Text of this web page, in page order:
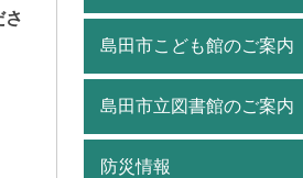
さ
島田市こども館のご案内
島田市立図書館のご案内
防災情報